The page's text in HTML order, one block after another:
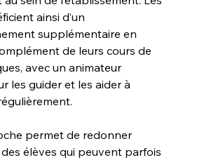
ainsi d’un
supplémentaire en
de leurs cours de
avec un animateur
les guider et les aider à
permet de redonner
élèves qui peuvent parfois